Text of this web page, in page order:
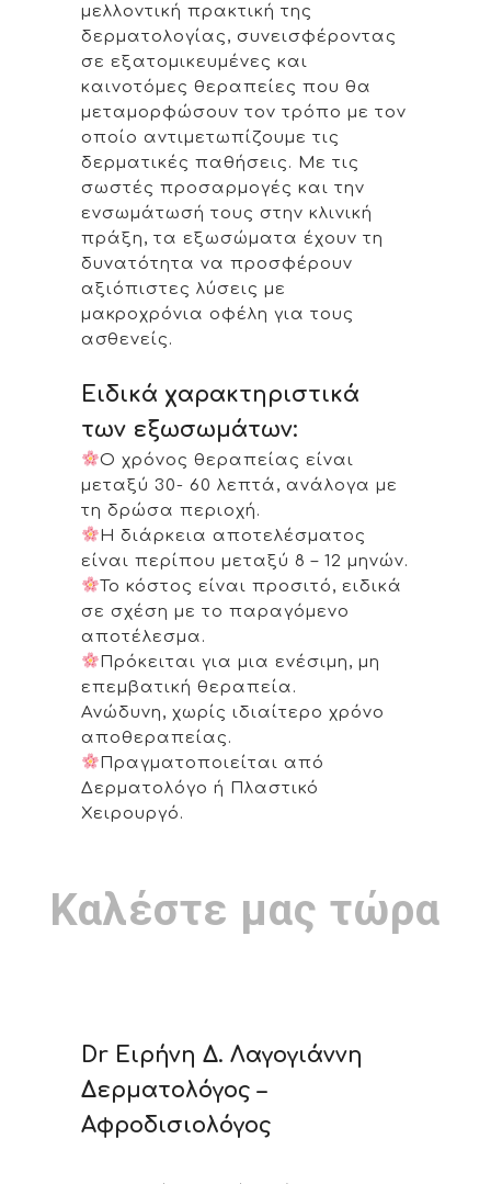
μελλοντική πρακτική της
δερματολογίας, συνεισφέροντας
σε εξατομικευμένες και
καινοτόμες θεραπείες που θα
μεταμορφώσουν τον τρόπο με τον
οποίο αντιμετωπίζουμε τις
δερματικές παθήσεις. Με τις
σωστές προσαρμογές και την
ενσωμάτωσή τους στην κλινική
πράξη, τα εξωσώματα έχουν τη
δυνατότητα να προσφέρουν
αξιόπιστες λύσεις με
μακροχρόνια οφέλη για τους
ασθενείς.
Ειδικά χαρακτηριστικά
των εξωσωμάτων:
Ο χρόνος θεραπείας είναι
μεταξύ 30- 60 λεπτά, ανάλογα με
τη δρώσα περιοχή.
Η διάρκεια αποτελέσματος
είναι περίπου μεταξύ 8 – 12 μηνών.
Το κόστος είναι προσιτό, ειδικά
σε σχέση με το παραγόμενο
αποτέλεσμα.
Πρόκειται για μια ενέσιμη, μη
επεμβατική θεραπεία.
Ανώδυνη, χωρίς ιδιαίτερο χρόνο
αποθεραπείας.
Πραγματοποιείται από
Δερματολόγο ή Πλαστικό
Χειρουργό.
Καλέστε μας τώρα
Dr Ειρήνη Δ. Λαγογιάννη
Δερματολόγος –
Αφροδισιολόγος